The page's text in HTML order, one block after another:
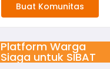
Buat Komunitas
Platform Warga
Siaga untuk SIBAT